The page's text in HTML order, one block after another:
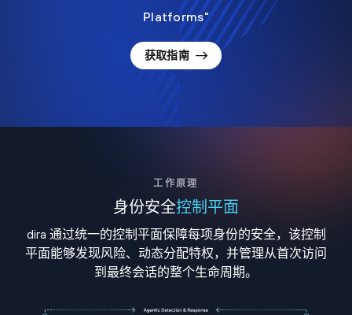
Platforms"
获取指南
工作原理
身份安全控制平面
dira 通过统一的控制平面保障每项身份的安全，该控制
平面能够发现风险、动态分配特权，并管理从首次访问
到最终会话的整个生命周期。